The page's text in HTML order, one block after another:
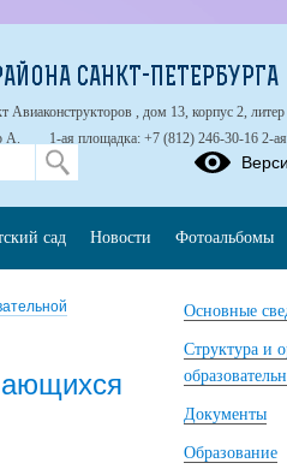
Основные
Структура и
Документы
Образование
САНКТ-ПЕТЕРБУРГА
Авиаконструкторов , дом 13, корпус 2,
А.
1-ая площадка: +7 (812) 246-30-16 2-
сад Новости Фотоальбомы